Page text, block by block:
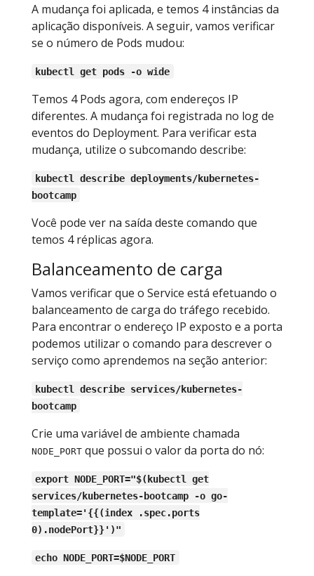
A mudança foi aplicada, e temos 4 instâncias da
aplicação disponíveis. A seguir, vamos verificar
se o número de Pods mudou:
kubectl get pods -o wide
Temos 4 Pods agora, com endereços IP
diferentes. A mudança foi registrada no log de
eventos do Deployment. Para verificar esta
mudança, utilize o subcomando describe:
kubectl describe deployments/kubernetes-
bootcamp
Você pode ver na saída deste comando que
temos 4 réplicas agora.
Balanceamento de carga
Vamos verificar que o Service está efetuando o
balanceamento de carga do tráfego recebido.
Para encontrar o endereço IP exposto e a porta
podemos utilizar o comando para descrever o
serviço como aprendemos na seção anterior:
kubectl describe services/kubernetes-
bootcamp
Crie uma variável de ambiente chamada
NODE_PORT que possui o valor da porta do nó:
export NODE_PORT="$(kubectl get
services/kubernetes-bootcamp -o go-
template='{{(index .spec.ports
0).nodePort}}')"
echo NODE_PORT=$NODE_PORT